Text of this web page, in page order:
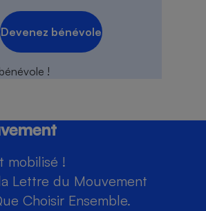
Devenez bénévole
mobilisé !
Lettre du Mouvement
Choisir Ensemble.